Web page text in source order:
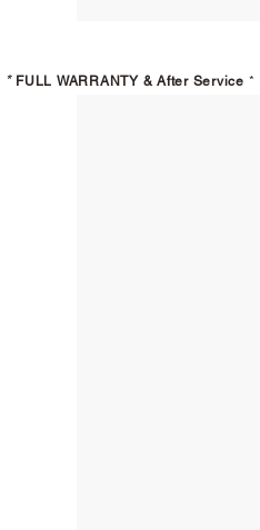
* FULL WARRANTY & After Service *